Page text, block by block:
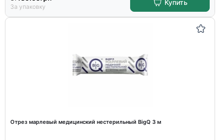
За упаковку
Купить
Отрез марлевый медицинский нестерильный BigQ 3 м